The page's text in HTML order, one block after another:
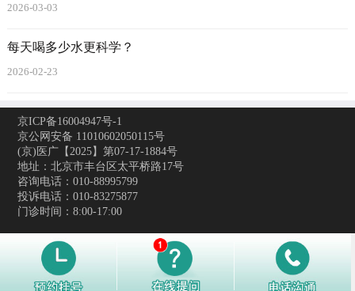
2026-03-03
每天喝多少水更科学？
2026-02-23
京ICP备16004947号-1
京公网安备 11010602050115号
(京)医广【2025】第07-17-1884号
地址：北京市丰台区太平桥路17号
咨询电话：010-88995799
投诉电话：010-83275877
门诊时间：8:00-17:00